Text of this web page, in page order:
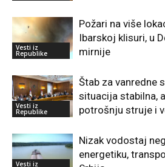
Vesti iz
Republike
Požari na više
Ibarskoj klisuri, u
mirnije
Vesti iz
Republike
Štab za vanredne
situacija stabilna,
potrošnju struje i
Vesti iz
Nizak vodostaj
energetiku,